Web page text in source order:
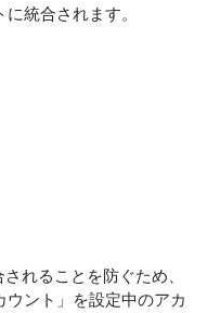
統合されます。
れることを防ぐため、
ウント」を設定中のアカ